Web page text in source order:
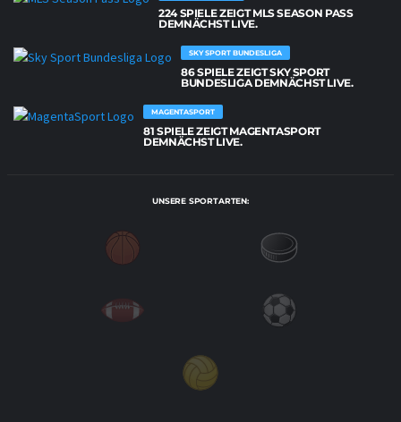
224 SPIELE ZEIGT MLS SEASON PASS
DEMNÄCHST LIVE.
SKY SPORT BUNDESLIGA
86 SPIELE ZEIGT SKY SPORT
BUNDESLIGA DEMNÄCHST LIVE.
MAGENTASPORT
81 SPIELE ZEIGT MAGENTASPORT
DEMNÄCHST LIVE.
UNSERE SPORTARTEN: